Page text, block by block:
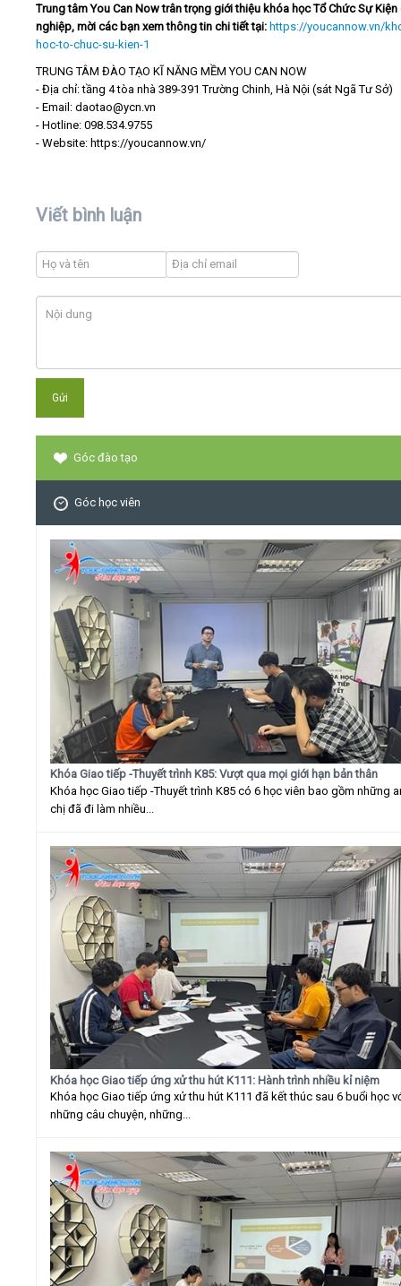
Trung tâm You Can Now trân trọng giới thiệu khóa học Tổ Chức Sự Kiện
nghiệp, mời các bạn xem thông tin chi tiết tại: https://youcannow.vn/
hoc-to-chuc-su-kien-1
TRUNG TÂM ĐÀO TẠO KĨ NĂNG MỀM YOU CAN NOW
- Địa chỉ: tầng 4 tòa nhà 389-391 Trường Chinh, Hà Nội (sát Ngã Tư Sở)
- Email: daotao@ycn.vn
- Hotline: 098.534.9755
- Website: https://youcannow.vn/
Viết bình luận
Góc đào tạo
Góc học viên
Khóa Giao tiếp -Thuyết trình K85: Vượt qua mọi giới hạn bản thân
Khóa học Giao tiếp -Thuyết trình K85 có 6 học viên bao gồm những
chị đã đi làm nhiều...
Khóa học Giao tiếp ứng xử thu hút K111: Hành trình nhiều kỉ niệm
Khóa học Giao tiếp ứng xử thu hút K111 đã kết thúc sau 6 buổi học
những câu chuyện, những...